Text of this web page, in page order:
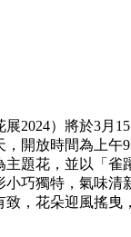
2024）將於3月
，開放時間為上午
主題花，並以「雀
小巧獨特，氣味清
致，花朵迎風搖曳